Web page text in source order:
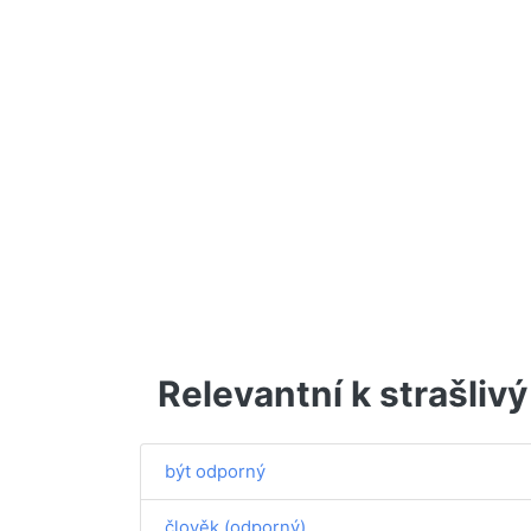
Relevantní k strašlivý
být odporný